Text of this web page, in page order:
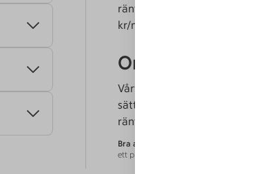
ränta och ingen amortering.
kr/mån om räntan inte
Om energilån
Vårt energilån är ett
sätter räntan individuellt.
ränta 6,00 – 17,17 %).
Bra att veta
ett privatlån om du ska investera i